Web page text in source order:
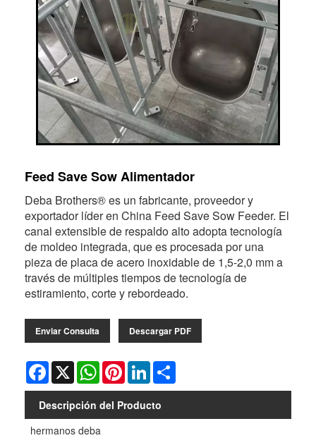
Feed Save Sow Alimentador
Deba Brothers® es un fabricante, proveedor y
exportador líder en China Feed Save Sow Feeder. El
canal extensible de respaldo alto adopta tecnología
de moldeo integrada, que es procesada por una
pieza de placa de acero inoxidable de 1,5-2,0 mm a
través de múltiples tiempos de tecnología de
estiramiento, corte y rebordeado.
Enviar Consulta Descargar PDF
Facebook
X WhatsAppPinterestLinkedIn
Descripción del Producto
hermanos deba